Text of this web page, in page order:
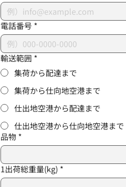
電話番号 *
輸送範囲 *
集荷から配達まで
集荷から仕向地空港まで
仕出地空港から配達まで
仕出地空港から仕向地空港まで
品物 *
1出荷総重量(kg) *